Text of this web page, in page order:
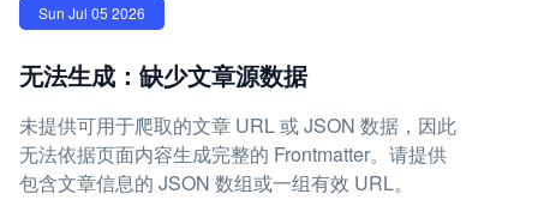
Sun Jul 05 2026
无法生成：缺少文章源数据
未提供可用于爬取的文章 URL 或 JSON 数据，因此
无法依据页面内容生成完整的 Frontmatter。请提供
包含文章信息的 JSON 数组或一组有效 URL。